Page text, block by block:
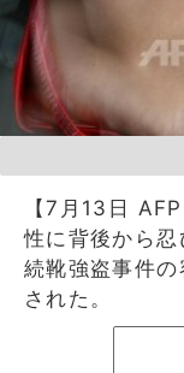
【7月13日
性に背後から
続靴強盗事件
された。